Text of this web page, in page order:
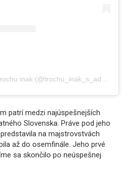
Публикация от ADELA trochu inak (@trochu_inak_s_adelou)
patrí medzi najúspešnejších
Slovenska. Práve pod jeho
na majstrovstvách
až do osemfinále. Jeho prvé
sa skončilo po neúspešnej